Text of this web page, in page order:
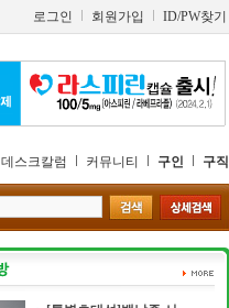
로그인 회원가입 ID/PW찾기
데스크칼럼 커뮤니티 구인 구직